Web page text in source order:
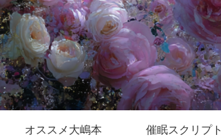
オススメ大嶋本
催眠スクリプト